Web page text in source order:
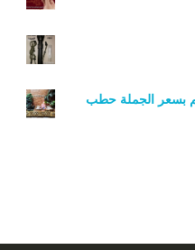
بسعر الجملة حطب